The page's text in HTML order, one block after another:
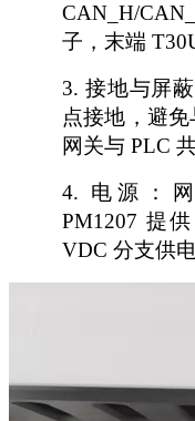
CAN_H/
子，末端
3. 接地与屏
点接地，避
网关与 PLC
4. 电源：
PM1207 提
VDC 分支供